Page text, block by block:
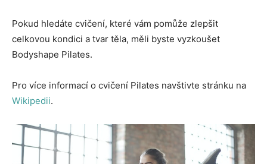
Pokud hledáte cvičení, které vám pomůže zlepšit
celkovou kondici a tvar těla, měli byste vyzkoušet
Bodyshape Pilates.
Pro více informací o cvičení Pilates navštivte stránku na
Wikipedii.